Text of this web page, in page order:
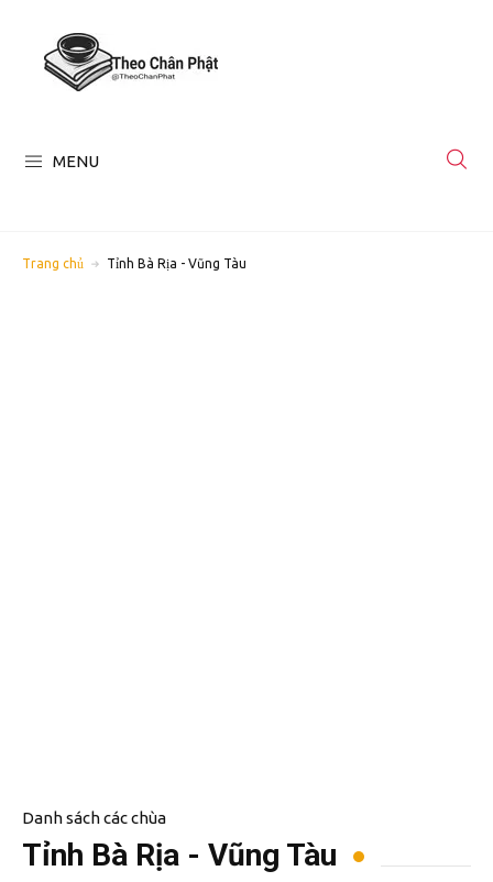
MENU
Trang chủ Tỉnh Bà Rịa - Vũng Tàu
Danh sách các chùa
Tỉnh Bà Rịa - Vũng Tàu